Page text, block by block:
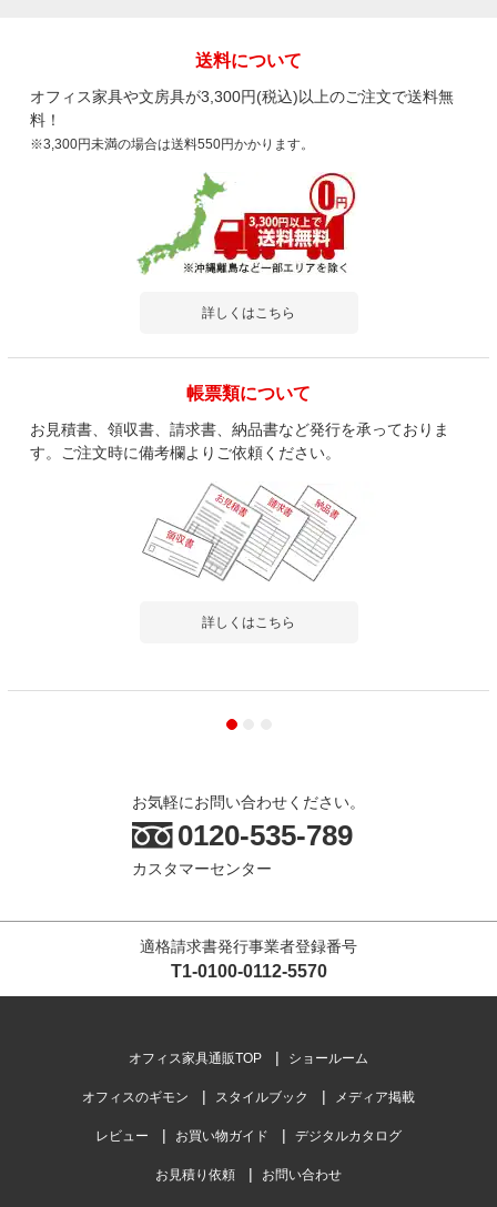
送料について
オフィス家具や文房具が3,300円(税込)以上のご注文で送料無
料！
※3,300円未満の場合は送料550円かかります。
詳しくはこちら
帳票類について
お見積書、領収書、請求書、納品書など発行を承っておりま
す。ご注文時に備考欄よりご依頼ください。
詳しくはこちら
お気軽にお問い合わせください。
0120-535-789
カスタマーセンター
適格請求書発行事業者登録番号
T1-0100-0112-5570
オフィス家具通販TOP ショールーム
オフィスのギモン スタイルブック メディア掲載
レビュー お買い物ガイド デジタルカタログ
お見積り依頼 お問い合わせ